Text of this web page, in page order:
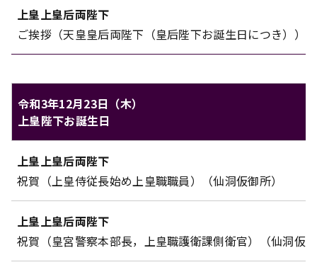
対象 内容
上皇上皇后両陛下
ご挨拶（天皇皇后両陛下（皇后陛下お誕生日につき））
令和3年12月23日（木）
上皇陛下お誕生日
対象 内容
上皇上皇后両陛下
祝賀（上皇侍従長始め上皇職職員）（仙洞仮御所）
上皇上皇后両陛下
祝賀（皇宮警察本部長，上皇職護衛課側衛官）（仙洞仮